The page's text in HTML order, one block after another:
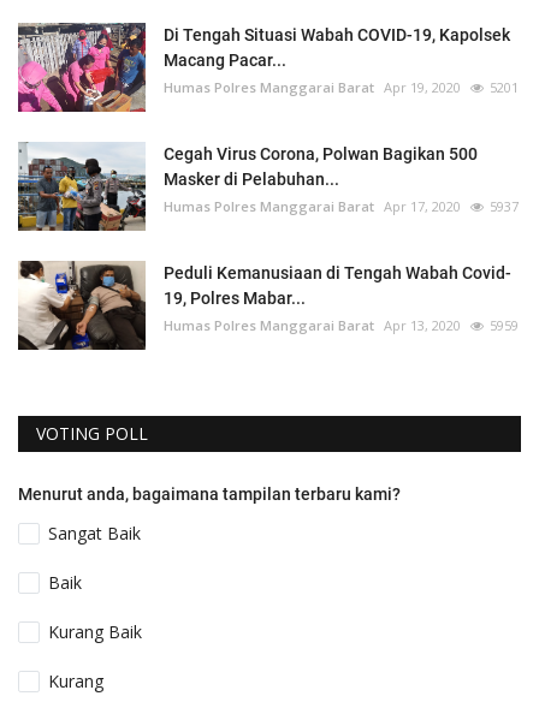
Di Tengah Situasi Wabah COVID-19, Kapolsek
Macang Pacar...
Humas Polres Manggarai Barat Apr 19, 2020 5201
Cegah Virus Corona, Polwan Bagikan 500
Masker di Pelabuhan...
Humas Polres Manggarai Barat Apr 17, 2020 5937
Peduli Kemanusiaan di Tengah Wabah Covid-
19, Polres Mabar...
Humas Polres Manggarai Barat Apr 13, 2020 5959
VOTING POLL
Menurut anda, bagaimana tampilan terbaru kami?
Sangat Baik
Baik
Kurang Baik
Kurang